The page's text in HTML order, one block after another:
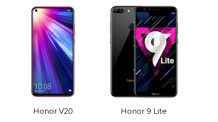
Honor V20 Honor 9 Lite